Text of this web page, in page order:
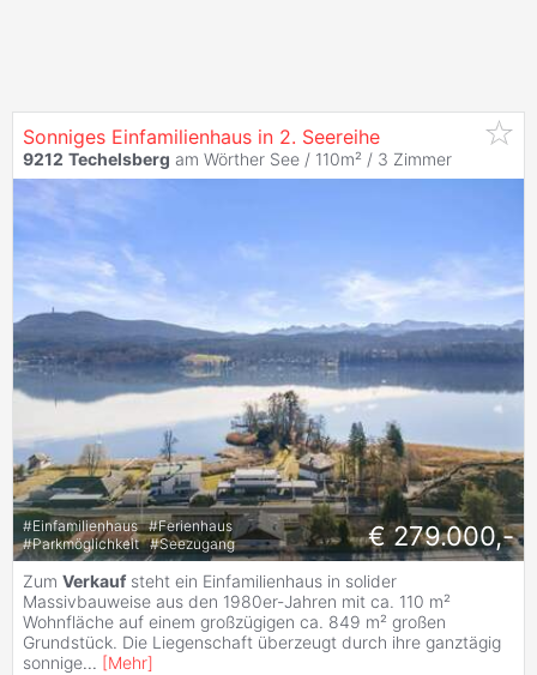
Sonniges Einfamilienhaus in 2. Seereihe
9212 Techelsberg am Wörther See / 110m² / 3 Zimmer
#Einfamilienhaus #Ferienhaus
#Parkmöglichkeit #Seezugang € 279.000,-
Zum Verkauf steht ein Einfamilienhaus in solider
Massivbauweise aus den 1980er-Jahren mit ca. 110 m²
Wohnfläche auf einem großzügigen ca. 849 m² großen
Grundstück. Die Liegenschaft überzeugt durch ihre ganztägig
sonnige... [Mehr]